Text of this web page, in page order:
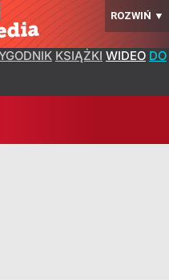
ROZWIŃ ▼
KSIĄŻKI WIDEO DO